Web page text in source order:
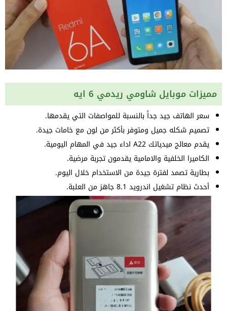
مميزات موبايل شاومي ريدمي 6 ايه
سعر الهاتف جيد جداً بالنسبة للمواصفات التي يقدمها.
تصميم شكله جميل ومتوفر بأكثر من لون مع خامات جيدة.
يقدم معالج ميدياتك A22 اداء جيد في المهام اليومية.
الكاميرا الخلفية والامامية يقدمون تجربة مرضية.
بطارية تصمد لفترة جيدة من الاستخدام خلال اليوم.
أحدث نظام تشغيل اندرويد 8.1 جاهز من العلبة.